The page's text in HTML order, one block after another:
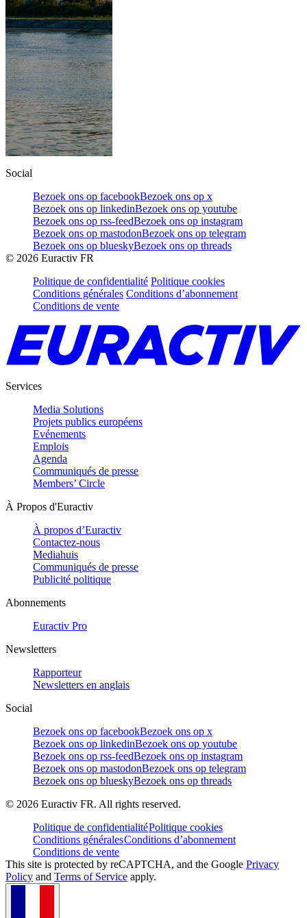
Social
Bezoek ons op facebookBezoek ons op x
Bezoek ons op linkedinBezoek ons op youtube
Bezoek ons op rss-feedBezoek ons op instagram
Bezoek ons op mastodonBezoek ons op telegram
Bezoek ons op blueskyBezoek ons op threads
© 2026 Euractiv FR
Politique de confidentialité Politique cookies
Conditions générales Conditions d’abonnement
Conditions de vente
Services
Media Solutions
Projets publics européens
Evénements
Emplois
Agenda
Communiqués de presse
Members’ Circle
À Propos d'Euractiv
À propos d’Euractiv
Contactez-nous
Mediahuis
Communiqués de presse
Publicité politique
Abonnements
Euractiv Pro
Newsletters
Rapporteur
Newsletters en anglais
Social
Bezoek ons op facebookBezoek ons op x
Bezoek ons op linkedinBezoek ons op youtube
Bezoek ons op rss-feedBezoek ons op instagram
Bezoek ons op mastodonBezoek ons op telegram
Bezoek ons op blueskyBezoek ons op threads
© 2026 Euractiv FR. All rights reserved.
Politique de confidentialitéPolitique cookies
Conditions généralesConditions d’abonnement
Conditions de vente
This site is protected by reCAPTCHA, and the Google Privacy
Policy and Terms of Service apply.